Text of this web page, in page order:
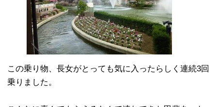
この乗り物、長女がとっても気に入ったらしく連続3回
乗りました。